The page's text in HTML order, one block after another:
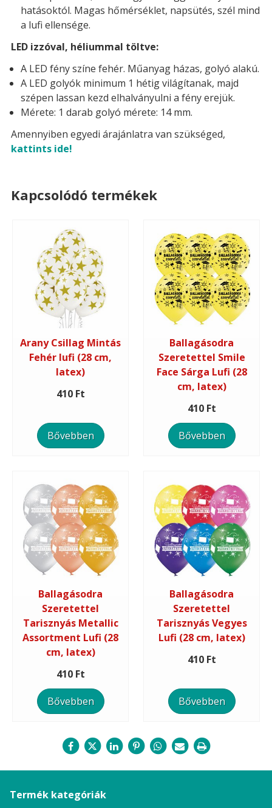
hatásoktól. Magas hőmérséklet, napsütés, szél mind
a lufi ellensége.
LED izzóval, héliummal töltve:
A LED fény színe fehér. Műanyag házas, golyó alakú.
A LED golyók minimum 1 hétig világítanak, majd
szépen lassan kezd elhalványulni a fény erejük.
Mérete: 1 darab golyó mérete: 14 mm.
Amennyiben egyedi árajánlatra van szükséged,
kattints ide!
Kapcsolódó termékek
Arany Csillag Mintás
Fehér lufi (28 cm,
latex)
410 Ft
Bővebben
Ballagásodra
Szeretettel Smile
Face Sárga Lufi (28
cm, latex)
410 Ft
Bővebben
Ballagásodra
Szeretettel
Tarisznyás Metallic
Assortment Lufi (28
cm, latex)
410 Ft
Bővebben
Ballagásodra
Szeretettel
Tarisznyás Vegyes
Lufi (28 cm, latex)
410 Ft
Bővebben
Termék kategóriák